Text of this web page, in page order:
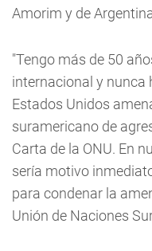
Amorim y de
"Tengo más de 50
internacional y nunca
Estados Unidos
suramericano de
Carta de la ONU. En
sería motivo
para condenar la
Unión de Naciones